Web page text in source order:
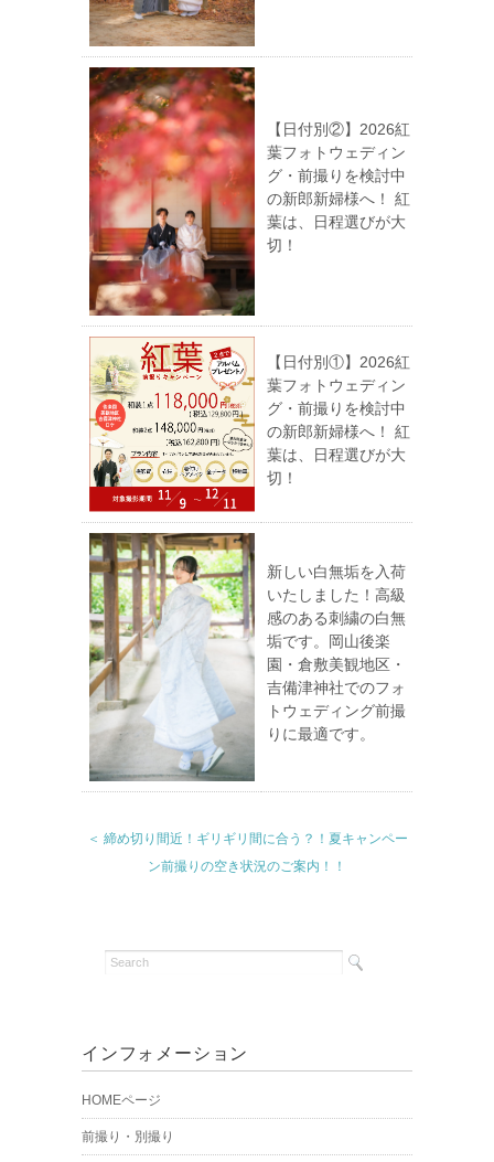
【日付別②】2026紅
葉フォトウェディン
グ・前撮りを検討中
の新郎新婦様へ！ 紅
葉は、日程選びが大
切！
【日付別①】2026紅
葉フォトウェディン
グ・前撮りを検討中
の新郎新婦様へ！ 紅
葉は、日程選びが大
切！
新しい白無垢を入荷
いたしました！高級
感のある刺繍の白無
垢です。岡山後楽
園・倉敷美観地区・
吉備津神社でのフォ
トウェディング前撮
りに最適です。
＜ 締め切り間近！ギリギリ間に合う？！夏キャンペー
ン前撮りの空き状況のご案内！！
インフォメーション
HOMEページ
前撮り・別撮り